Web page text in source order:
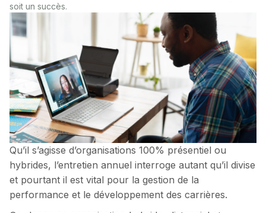
soit un succès.
Qu’il s’agisse d’organisations 100% présentiel ou
hybrides, l’entretien annuel interroge autant qu’il divise
et pourtant il est vital pour la gestion de la
performance et le développement des carrières.